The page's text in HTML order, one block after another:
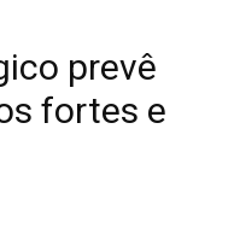
prevê
fortes e